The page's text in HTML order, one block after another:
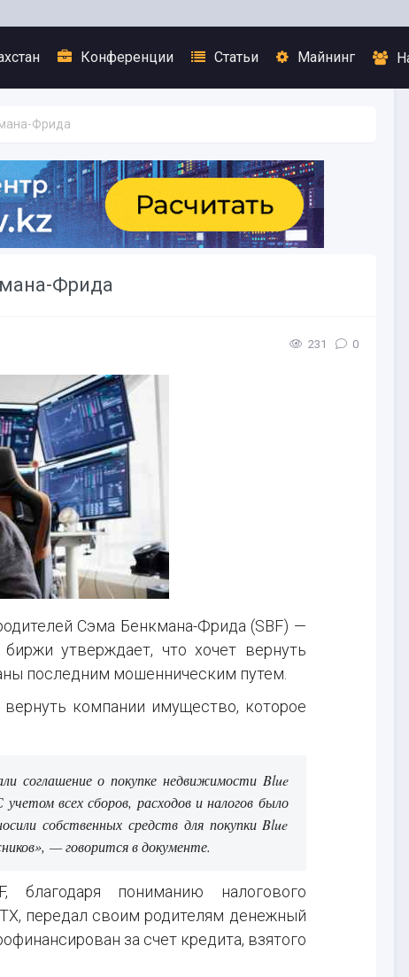
Конференции Статьи Майнинг
Фрида
Фрида
231 0
Сэма Бенкмана-Фрида (SBF) —
утверждает, что хочет вернуть
последним мошенническим путем.
компании имущество, которое
соглашение о покупке недвижимости Blue
всех сборов, расходов и налогов было
собственных средств для покупки Blue
— говорится в документе.
пониманию налогового
передал своим родителям денежный
за счет кредита, взятого